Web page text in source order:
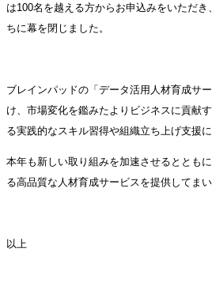
は100名を越える方からお申込みをいただ
ちに幕を閉じました。
ブレインパッドの「データ活用人材育成サ
け、市場変化を鑑みたよりビジネスに貢献
る実践的なスキル習得や組織立ち上げ支援
本年も新しい取り組みを加速させるととも
る高品質な人材育成サービスを提供してまい
以上